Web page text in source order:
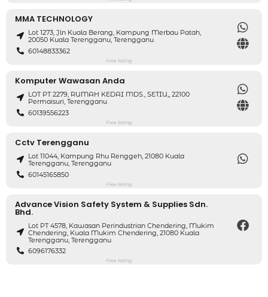
MMA TECHNOLOGY
Lot 1273, Jln Kuala Berang, Kampung Merbau Patah,
20050 Kuala Terengganu, Terengganu
60148833362
Free listing
Komputer Wawasan Anda
LOT PT 2279, RUMAH KEDAI MDS., SETIU,, 22100
Permaisuri, Terengganu
60139556223
Free listing
Cctv Terengganu
Lot 11044, Kampung Rhu Renggeh, 21080 Kuala
Terengganu, Terengganu
60145165850
Free listing
Advance Vision Safety System & Supplies Sdn.
Bhd.
Lot PT 4578, Kawasan Perindustrian Chendering, Mukim
Chendering, Kuala Mukim Chendering, 21080 Kuala
Terengganu, Terengganu
6096176332
Free listing